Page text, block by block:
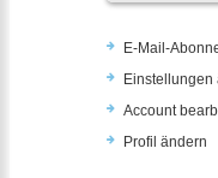
E-Mail-
Einstellungen
Account
Profil ändern